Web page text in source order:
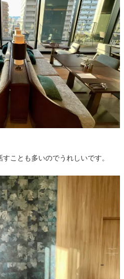
ことも多いのでうれしいです。